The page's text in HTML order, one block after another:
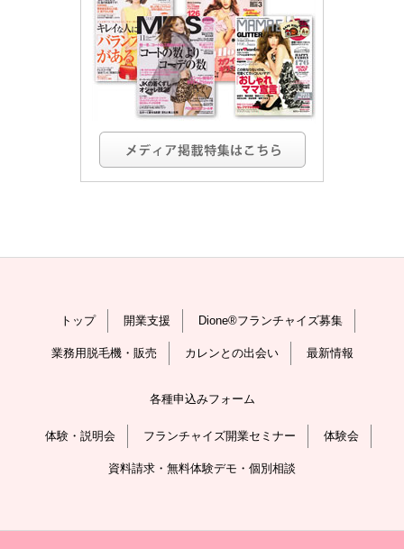
トップ 開業支援 Dione®フランチャイズ募集
業務用脱毛機・販売 カレンとの出会い 最新情報
各種申込みフォーム
体験・説明会 フランチャイズ開業セミナー 体験会
資料請求・無料体験デモ・個別相談